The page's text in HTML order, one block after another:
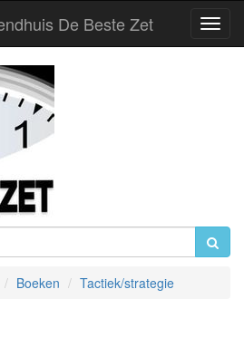
De Beste Zet
Boeken Tactiek/strategie